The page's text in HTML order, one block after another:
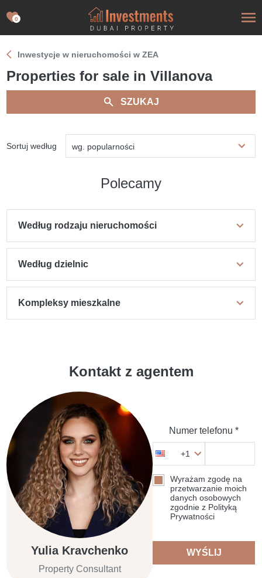
0
Inwestycje w nieruchomości w ZEA
Properties for sale in Villanova
SZUKAJ
Sortuj według wg. popularności
Polecamy
Według rodzaju nieruchomości
Według dzielnic
Kompleksy mieszkalne
Kontakt z agentem
Yulia Kravchenko
Property Consultant
Numer telefonu *
+1
Wyrażam zgodę na
przetwarzanie moich
danych osobowych
zgodnie z Polityką
Prywatności
WYŚLIJ